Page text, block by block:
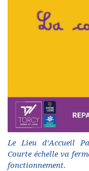
Le Lieu d’Accueil
Courte échelle va
fonctionnement.